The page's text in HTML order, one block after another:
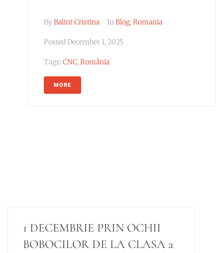
ByBalint Cristina InBlog,Romania
PostedDecember 1, 2025
Tags:CNC,România
MORE
1 DECEMBRIE PRIN OCHII
BOBOCILOR DE LA CLASA a